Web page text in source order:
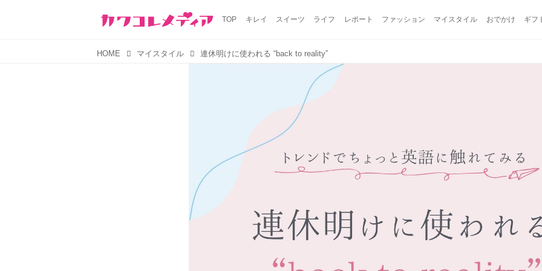
TOP キレイ スイーツ ライフ レポート ファッション マイスタイル おでかけ ギフ
HOME マイスタイル 連休明けに使われる “back to reality”